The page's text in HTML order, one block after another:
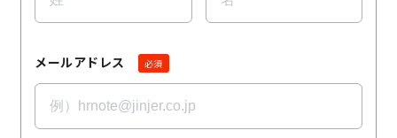
メールアドレス 必須